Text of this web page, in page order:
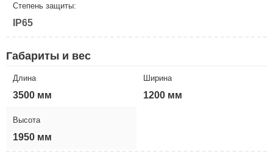
Степень защиты:
IP65
Габариты и вес
Длина
3500 мм
Ширина
1200 мм
Высота
1950 мм